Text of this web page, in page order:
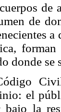
de
de
donde se
el
bajo la